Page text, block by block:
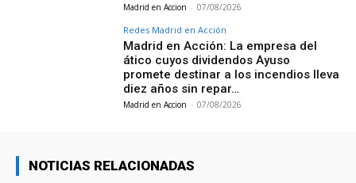
Madrid en Accion - 07/08/2026
Redes Madrid en Acción
Madrid en Acción: La empresa del
ático cuyos dividendos Ayuso
promete destinar a los incendios lleva
diez años sin repar…
Madrid en Accion - 07/08/2026
NOTICIAS RELACIONADAS